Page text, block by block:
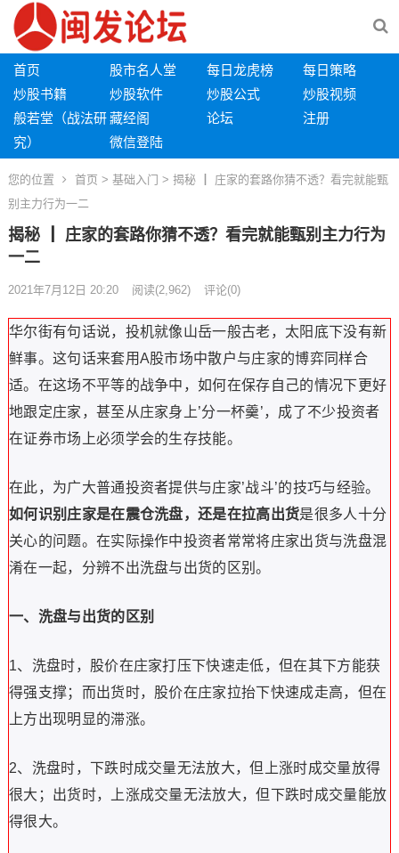
首页 股市名人堂 每日龙虎榜
每日策略
炒股书籍
炒股软件 炒股公式
炒股视频
般若堂（战法研
究）
藏经阁 论坛
注册
微信登陆
您的位置 首页 > 基础入门 > 揭秘 ┃ 庄家的套路你猜不透？看完就能甄
别主力行为一二
揭秘 ┃ 庄家的套路你猜不透？看完就能甄别主力行为
一二
2021年7月12日 20:20 阅读(2,962) 评论(0)
华尔街有句话说，投机就像山岳一般古老，太阳底下没有新
鲜事。这句话来套用A股市场中散户与庄家的博弈同样合
适。在这场不平等的战争中，如何在保存自己的情况下更好
地跟定庄家，甚至从庄家身上’分一杯羹’，成了不少投资者
在证券市场上必须学会的生存技能。
在此，为广大普通投资者提供与庄家’战斗’的技巧与经验。
如何识别庄家是在震仓洗盘，还是在拉高出货是很多人十分
关心的问题。在实际操作中投资者常常将庄家出货与洗盘混
淆在一起，分辨不出洗盘与出货的区别。
一、洗盘与出货的区别
1、洗盘时，股价在庄家打压下快速走低，但在其下方能获
得强支撑；而出货时，股价在庄家拉抬下快速成走高，但在
上方出现明显的滞涨。
2、洗盘时，下跌时成交量无法放大，但上涨时成交量放得
很大；出货时，上涨成交量无法放大，但下跌时成交量能放
得很大。